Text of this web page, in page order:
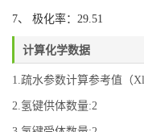
7、 极化率：29.51
计算化学数据
1.疏水参数计算参考值（
2.氢键供体数量:2